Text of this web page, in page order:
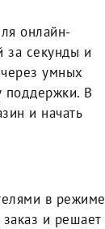
онлайн-
за секунды и
умных
поддержки. В
и начать
в режиме
и решает